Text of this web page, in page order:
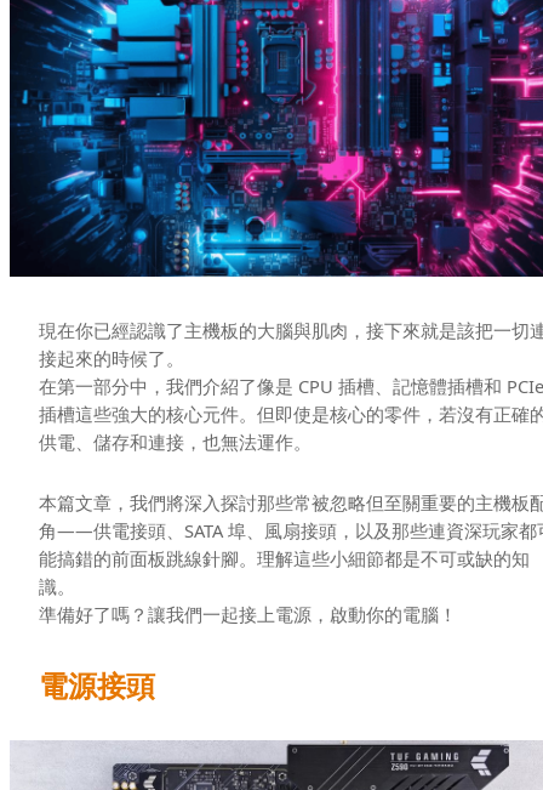
keyboard_arrow_down
支援服務
快速詢價
成為經銷商
現在你已經認識了主機板的大腦與肌肉，接下來就是該把一切
接起來的時候了。
在第一部分中，我們介紹了像是 CPU 插槽、記憶體插槽和 PCIe
插槽這些強大的核心元件。但即使是核心的零件，若沒有正確
供電、儲存和連接，也無法運作。
本篇文章，我們將深入探討那些常被忽略但至關重要的主機板
角——供電接頭、SATA 埠、風扇接頭，以及那些連資深玩家都
能搞錯的前面板跳線針腳。理解這些小細節都是不可或缺的知
識。
準備好了嗎？讓我們一起接上電源，啟動你的電腦！
電源接頭